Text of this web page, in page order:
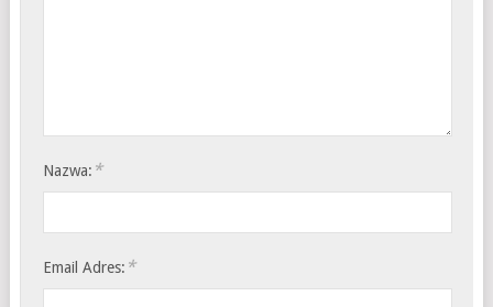
Nazwa: *
Email Adres: *